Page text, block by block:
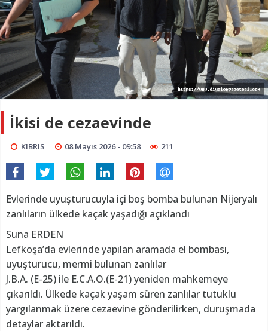
İkisi de cezaevinde
KIBRIS 08 Mayıs 2026 - 09:58 211
Evlerinde uyuşturucuyla içi boş bomba bulunan Nijeryalı
zanlıların ülkede kaçak yaşadığı açıklandı
Suna ERDEN
Lefkoşa’da evlerinde yapılan aramada el bombası,
uyuşturucu, mermi bulunan zanlılar
J.B.A. (E-25) ile E.C.A.O.(E-21) yeniden mahkemeye
çıkarıldı. Ülkede kaçak yaşam süren zanlılar tutuklu
yargılanmak üzere cezaevine gönderilirken, duruşmada
detaylar aktarıldı.